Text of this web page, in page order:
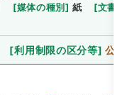
[媒体の種別] 紙 [文書番号
[利用制限の区分等] 公開